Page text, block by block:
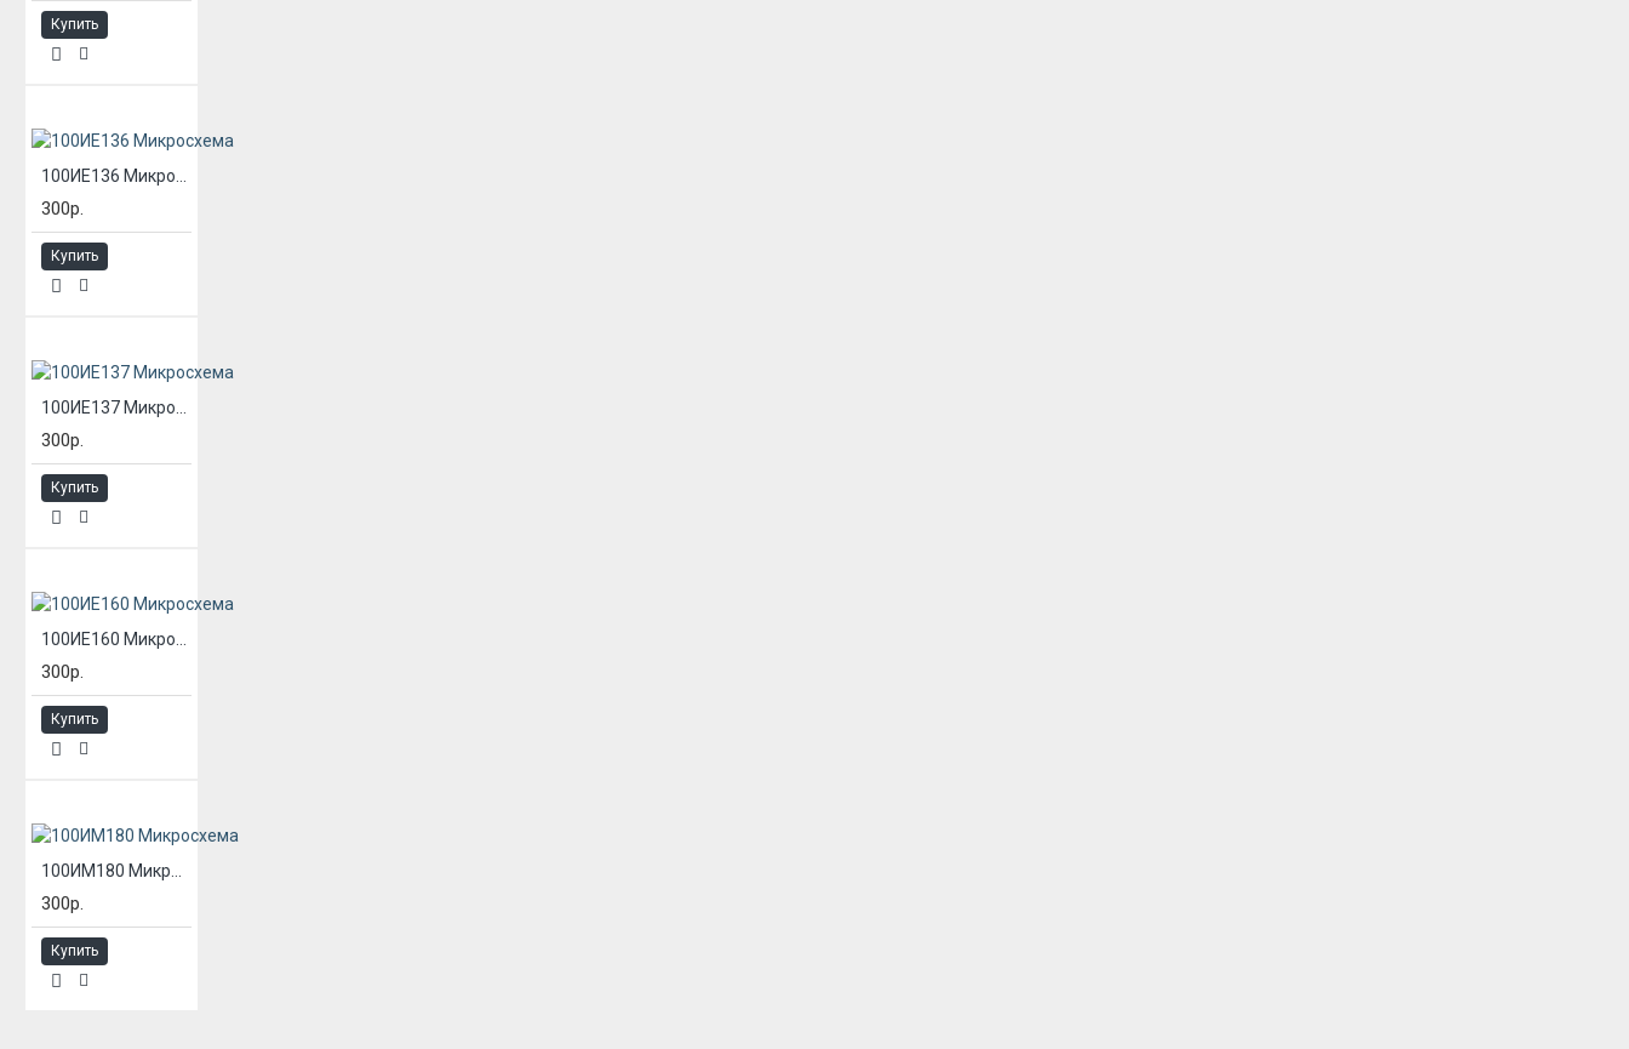
Купить
300р.
Купить
300р.
Купить
300р.
Купить
300р.
Купить